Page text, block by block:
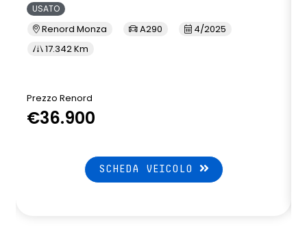
USATO
Renord Monza A290
4/2025
17.342 Km
Prezzo Renord
€36.900
SCHEDA VEICOLO